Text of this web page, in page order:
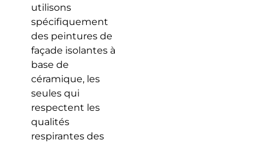
utilisons
spécifiquement
des peintures de
façade isolantes à
base de
céramique, les
seules qui
respectent les
qualités
respirantes des